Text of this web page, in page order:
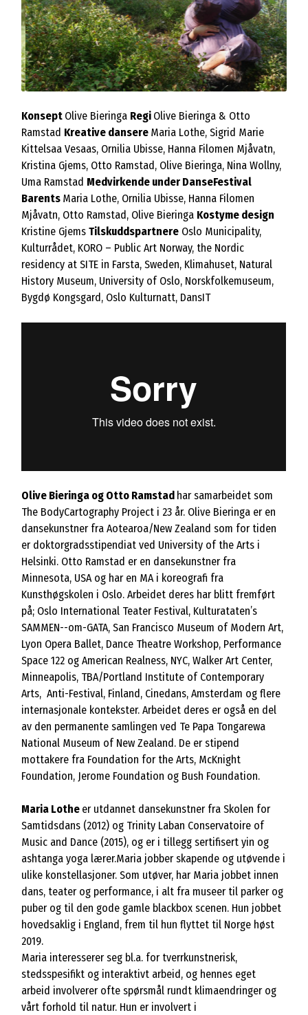
Konsept Olive Bieringa Regi Olive Bieringa & Otto
Ramstad Kreative dansere Maria Lothe, Sigrid Marie
Kittelsaa Vesaas, Ornilia Ubisse, Hanna Filomen Mjåvatn,
Kristina Gjems, Otto Ramstad, Olive Bieringa, Nina Wollny,
Uma Ramstad Medvirkende under DanseFestival
Barents Maria Lothe, Ornilia Ubisse, Hanna Filomen
Mjåvatn, Otto Ramstad, Olive Bieringa Kostyme design
Kristine GjemsTilskuddspartnere Oslo Municipality,
Kulturrådet, KORO – Public Art Norway, the Nordic
residency at SITE in Farsta, Sweden, Klimahuset, Natural
History Museum, University of Oslo, Norskfolkemuseum,
Bygdø Kongsgard, Oslo Kulturnatt, DansIT
Olive Bieringa og Otto Ramstad har samarbeidet som
The BodyCartography Project i 23 år. Olive Bieringa er en
dansekunstner fra Aotearoa/New Zealand som for tiden
er doktorgradsstipendiat ved University of the Arts i
Helsinki. Otto Ramstad er en dansekunstner fra
Minnesota, USA og har en MA i koreografi fra
Kunsthøgskolen i Oslo. Arbeidet deres har blitt fremført
på; Oslo International Teater Festival, Kulturataten’s
SAMMEN--om-GATA, San Francisco Museum of Modern Art,
Lyon Opera Ballet, Dance Theatre Workshop, Performance
Space 122 og American Realness, NYC, Walker Art Center,
Minneapolis, TBA/Portland Institute of Contemporary
Arts, Anti-Festival, Finland, Cinedans, Amsterdam og flere
internasjonale kontekster. Arbeidet deres er også en del
av den permanente samlingen ved Te Papa Tongarewa
National Museum of New Zealand. ​​De er stipend
mottakere fra Foundation for the Arts, McKnight
Foundation, Jerome Foundation og Bush Foundation.
Maria Lothe er utdannet dansekunstner fra Skolen for
Samtidsdans (2012) og Trinity Laban Conservatoire of
Music and Dance (2015), og er i tillegg sertifisert yin og
ashtanga yoga lærer.Maria jobber skapende og utøvende i
ulike konstellasjoner. Som utøver, har Maria jobbet innen
dans, teater og performance, i alt fra museer til parker og
puber og til den gode gamle blackbox scenen. Hun jobbet
hovedsaklig i England, frem til hun flyttet til Norge høst
2019.
Maria interesserer seg bl.a. for tverrkunstnerisk,
stedsspesifikt og interaktivt arbeid, og hennes eget
arbeid involverer ofte spørsmål rundt klimaendringer og
vårt forhold til natur. Hun er involvert i